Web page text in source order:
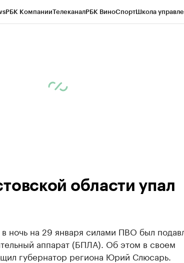
РБК КомпанииТелеканалРБК ВиноСпортШкола
области упал
ночь на 29 января силами ПВО был
аппарат (БПЛА). Об этом в своем
губернатор региона Юрий Слюсарь.